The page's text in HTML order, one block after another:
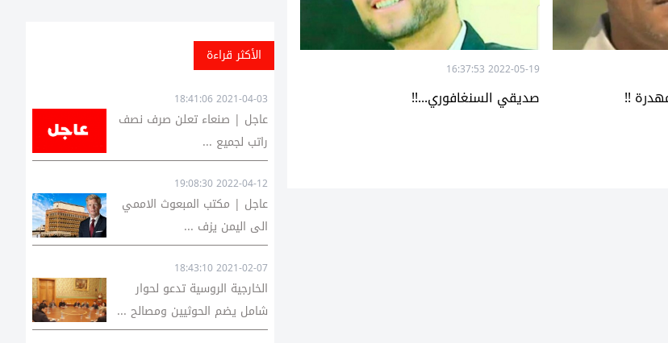
!!
2022-05-19 16:37:53
صديقي السنغافوري...!!
الأكثر قراءة
2021-04-03 18:41:06
عاجل | صنعاء تعلن صرف نصف
راتب لجميع ...
2022-04-12 19:08:30
عاجل | مكتب المبعوث الاممي
الى اليمن يزف ...
2021-02-07 18:43:10
الخارجية الروسية تدعو لحوار
شامل يضم الحوثيين ومصالح ...